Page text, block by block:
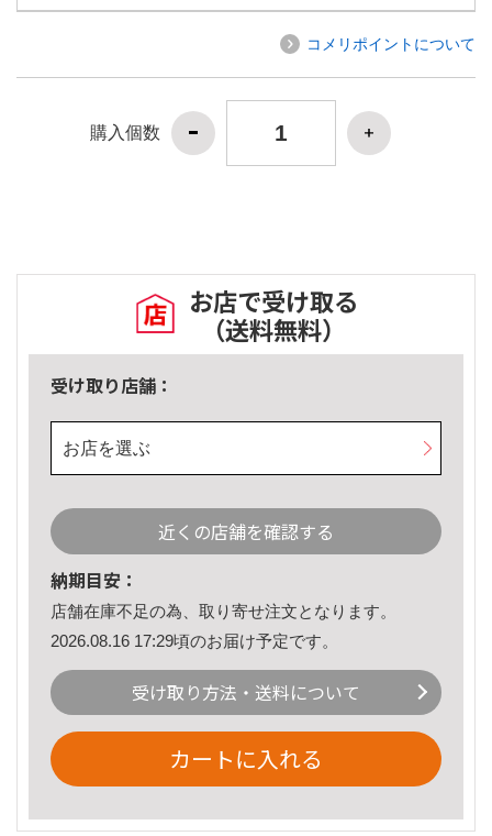
コメリポイントについて
購入個数
お店で受け取る
（送料無料）
受け取り店舗：
お店を選ぶ
近くの店舗を確認する
納期目安：
店舗在庫不足の為、取り寄せ注文となります。
2026.08.16 17:29頃のお届け予定です。
受け取り方法・送料について
カートに入れる